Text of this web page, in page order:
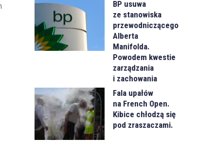
BP usuwa
ze stanowiska
przewodniczącego
Alberta
Manifolda.
Powodem kwestie
zarządzania
i zachowania
Fala upałów
na French Open.
Kibice chłodzą się
pod zraszaczami.